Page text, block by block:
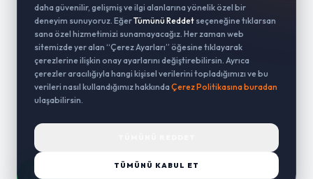
daha güvenilir, gelişmiş ve ilgi alanlarına yönelik özel bir
deneyim sunuyoruz. EğerTümünü Reddet seçeneğine tıklarsan
sana özel hizmetimizi sunamayacağız. Her zaman web
sitemizde yer alan “Çerez Ayarları” öğesine tıklayarak
çerezlerine ilişkin onay ayarlarını değiştirebilirsin. Ayrıca
çerezler aracılığıyla hangi kişisel verilerini topladığımızı ve bu
verileri nasıl kullandığımız hakkında Çerez Politikasına buradan
ulaşabilirsin.
TÜMÜNÜ KABUL ET